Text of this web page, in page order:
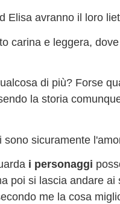
Elisa avranno il loro
carina e leggera,
di più? Forse
la storia
sono sicuramente
i personaggi
poi si lascia andare
me la cosa